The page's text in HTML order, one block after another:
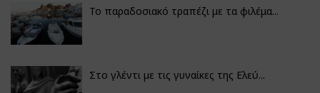
Το παραδοσιακό τραπέζι με τα φιλέμα...
Στο γλέντι με τις γυναίκες της Ελεύ...